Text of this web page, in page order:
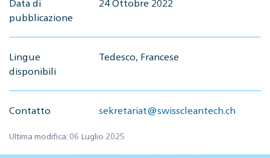
Data di
pubblicazione
24 Ottobre 2022
Lingue
disponibili
Tedesco, Francese
Contatto sekretariat@swisscleantech.ch
Ultima modifica: 06 Luglio 2025